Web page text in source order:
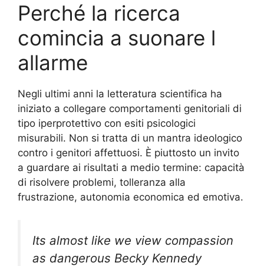
Perché la ricerca
comincia a suonare l
allarme
Negli ultimi anni la letteratura scientifica ha
iniziato a collegare comportamenti genitoriali di
tipo iperprotettivo con esiti psicologici
misurabili. Non si tratta di un mantra ideologico
contro i genitori affettuosi. È piuttosto un invito
a guardare ai risultati a medio termine: capacità
di risolvere problemi, tolleranza alla
frustrazione, autonomia economica ed emotiva.
Its almost like we view compassion
as dangerous Becky Kennedy